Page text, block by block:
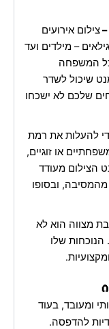
–צילום אירועים
– מילדים ועד
המשפחה
שיכול לשדר
שלכם לא ישכחו
להעלות את רמת
או זוגיים,
הצילום מעודד
ובסופו
מצווה הוא לא
הנוכחות שלו
ומעובד, בעוד
להדפסה.